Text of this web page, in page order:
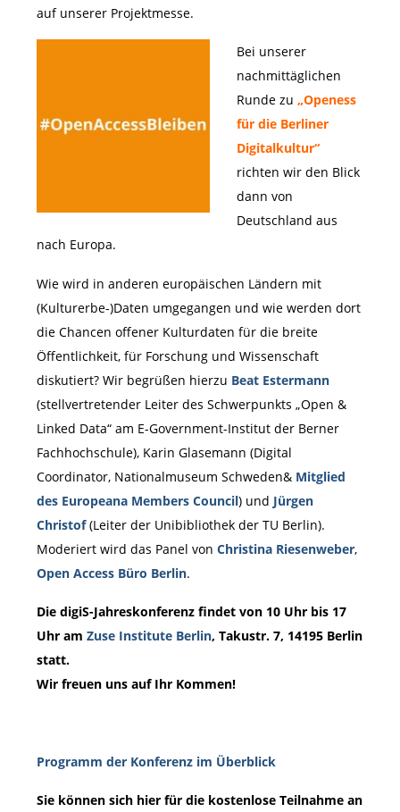
auf unserer Projektmesse.
Bei unserer
nachmittäglichen
Runde zu „Openess
für die Berliner
Digitalkultur“
richten wir den Blick
dann von
Deutschland aus
nach Europa.
Wie wird in anderen europäischen Ländern mit
(Kulturerbe-)Daten umgegangen und wie werden dort
die Chancen offener Kulturdaten für die breite
Öffentlichkeit, für Forschung und Wissenschaft
diskutiert? Wir begrüßen hierzu Beat Estermann
(stellvertretender Leiter des Schwerpunkts „Open &
Linked Data“ am E-Government-Institut der Berner
Fachhochschule), Karin Glasemann (Digital
Coordinator, Nationalmuseum Schweden& Mitglied
des Europeana Members Council) und Jürgen
Christof(Leiter der Unibibliothek der TU Berlin).
Moderiert wird das Panel von Christina Riesenweber,
Open Access Büro Berlin.
Die digiS-Jahreskonferenz findet von 10 Uhr bis 17
Uhr am Zuse Institute Berlin, Takustr. 7, 14195 Berlin
statt.
Wir freuen uns auf Ihr Kommen!
Programm der Konferenz im Überblick
Sie können sich hier für die kostenlose Teilnahme an